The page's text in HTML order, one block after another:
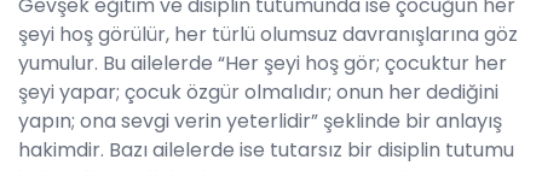
şeyi hoş görülür, her türlü olumsuz davranışlarına göz
yumulur. Bu ailelerde “Her şeyi hoş gör; çocuktur her
şeyi yapar; çocuk özgür olmalıdır; onun her dediğini
yapın; ona sevgi verin yeterlidir” şeklinde bir anlayış
hakimdir. Bazı ailelerde ise tutarsız bir disiplin tutumu